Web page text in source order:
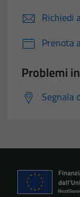
Richiedi
Prenota
Problemi
Segnala